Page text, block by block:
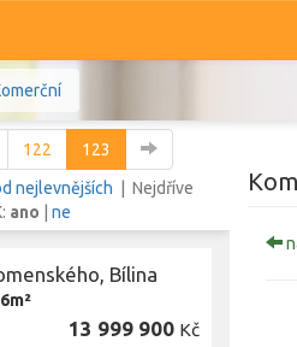
122
123
nejlevnějších | Nejdříve
ano ne
Bílina
13 999 900 Kč